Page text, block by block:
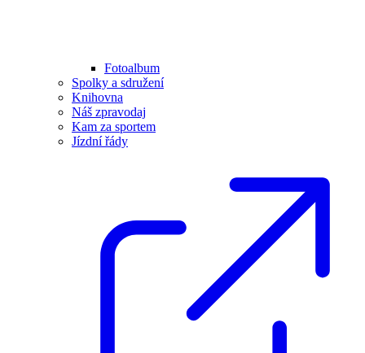
Fotoalbum
Spolky a sdružení
Knihovna
Náš zpravodaj
Kam za sportem
Jízdní řády